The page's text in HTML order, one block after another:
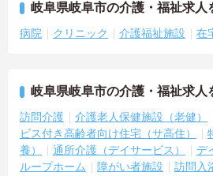
岐阜県岐阜市の介護・福祉求人
病院 クリニック 介護福祉施設 在
岐阜県岐阜市の介護・福祉求人
訪問介護 介護老人保健施設（老健）
ビス付き高齢者向け住宅（サ高住）
養）
通所介護（デイサービス） デ
ループホーム
障がい者施設 訪問入